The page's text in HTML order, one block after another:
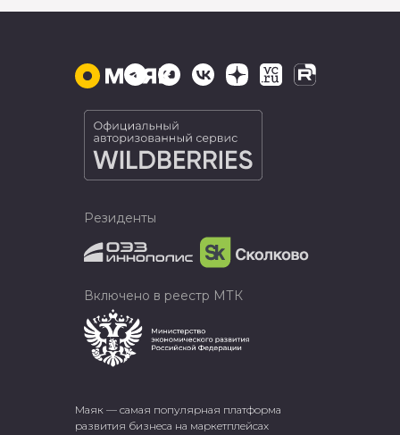
Маяк — самая популярная платформа
развития бизнеса на маркетплейсах
Резиденты
Включено в реестр МТК